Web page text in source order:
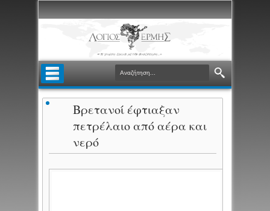
Βρετανοί έφτιαξαν
πετρέλαιο από αέρα και
νερό